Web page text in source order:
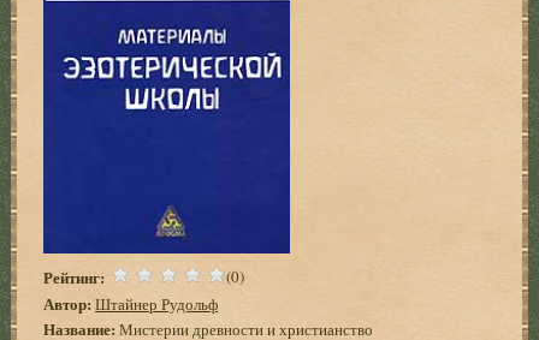
Рейтинг: (0)
Автор: Штайнер Рудольф
Название: Мистерии древности и христианство